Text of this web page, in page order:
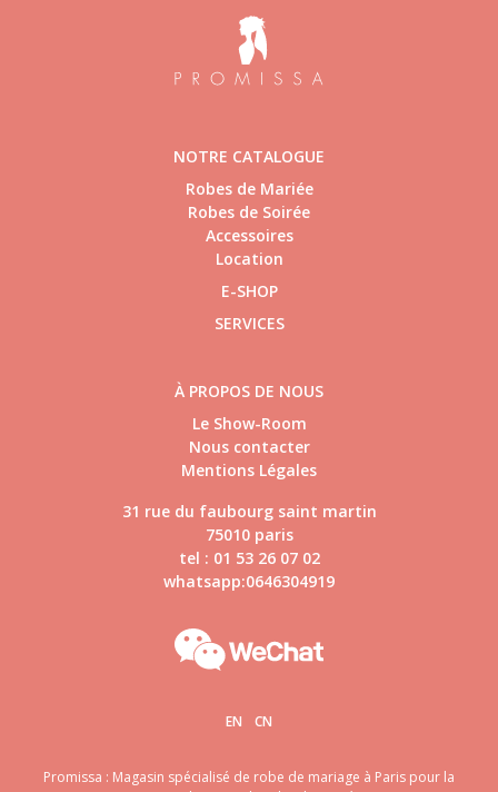
NOTRE CATALOGUE
Robes de Mariée
Robes de Soirée
Accessoires
Location
E-SHOP
SERVICES
À PROPOS DE NOUS
Le Show-Room
Nous contacter
Mentions Légales
31 rue du faubourg saint martin
75010 paris
tel : 01 53 26 07 02
whatsapp:0646304919
EN CN
Promissa : Magasin spécialisé de robe de mariage à Paris pour la